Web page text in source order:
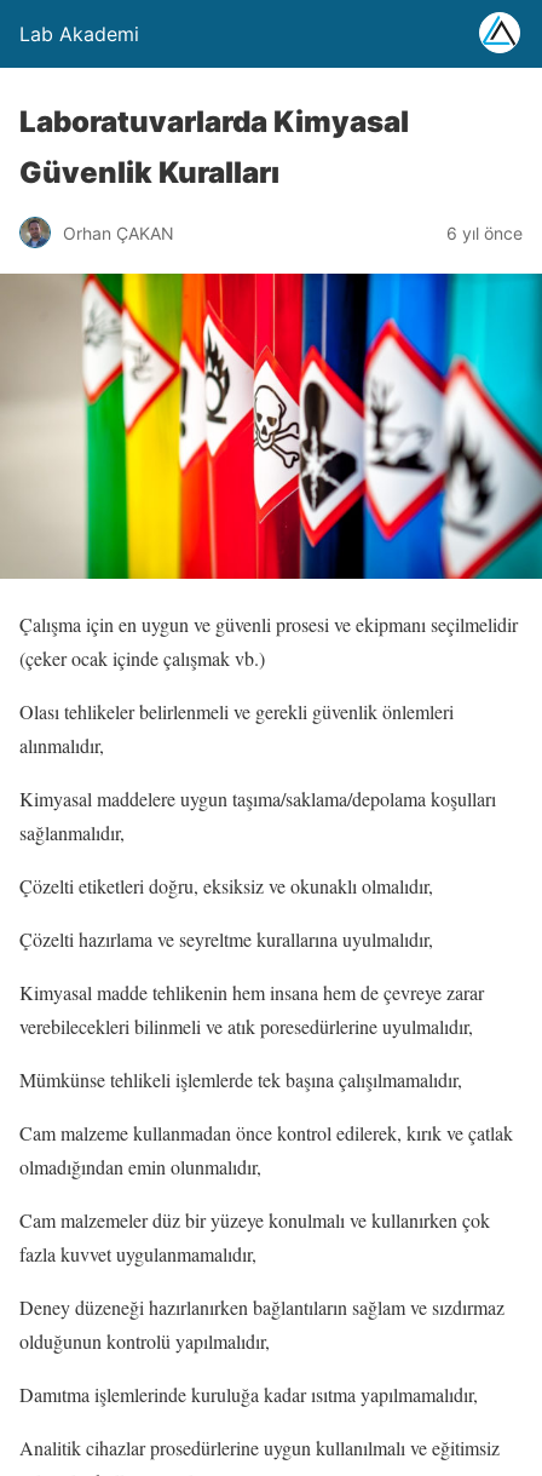
Lab Akademi
Laboratuvarlarda Kimyasal
Güvenlik Kuralları
Orhan ÇAKAN 6 yıl önce
Çalışma için en uygun ve güvenli prosesi ve ekipmanı seçilmelidir
(çeker ocak içinde çalışmak vb.)
Olası tehlikeler belirlenmeli ve gerekli güvenlik önlemleri
alınmalıdır,
Kimyasal maddelere uygun taşıma/saklama/depolama koşulları
sağlanmalıdır,
Çözelti etiketleri doğru, eksiksiz ve okunaklı olmalıdır,
Çözelti hazırlama ve seyreltme kurallarına uyulmalıdır,
Kimyasal madde tehlikenin hem insana hem de çevreye zarar
verebilecekleri bilinmeli ve atık poresedürlerine uyulmalıdır,
Mümkünse tehlikeli işlemlerde tek başına çalışılmamalıdır,
Cam malzeme kullanmadan önce kontrol edilerek, kırık ve çatlak
olmadığından emin olunmalıdır,
Cam malzemeler düz bir yüzeye konulmalı ve kullanırken çok
fazla kuvvet uygulanmamalıdır,
Deney düzeneği hazırlanırken bağlantıların sağlam ve sızdırmaz
olduğunun kontrolü yapılmalıdır,
Damıtma işlemlerinde kuruluğa kadar ısıtma yapılmamalıdır,
Analitik cihazlar prosedürlerine uygun kullanılmalı ve eğitimsiz